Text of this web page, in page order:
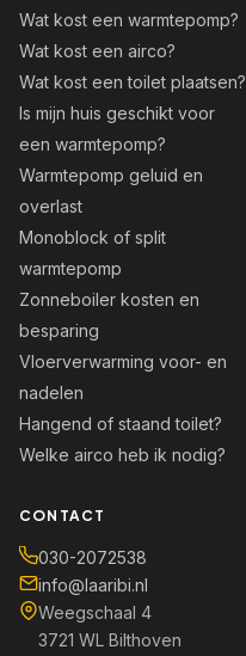
Wat kost een warmtepomp?
Wat kost een airco?
Wat kost een toilet plaatsen?
Is mijn huis geschikt voor
een warmtepomp?
Warmtepomp geluid en
overlast
Monoblock of split
warmtepomp
Zonneboiler kosten en
besparing
Vloerverwarming voor- en
nadelen
Hangend of staand toilet?
Welke airco heb ik nodig?
CONTACT
030-2072538
info@laaribi.nl
Weegschaal 4
3721 WL Bilthoven